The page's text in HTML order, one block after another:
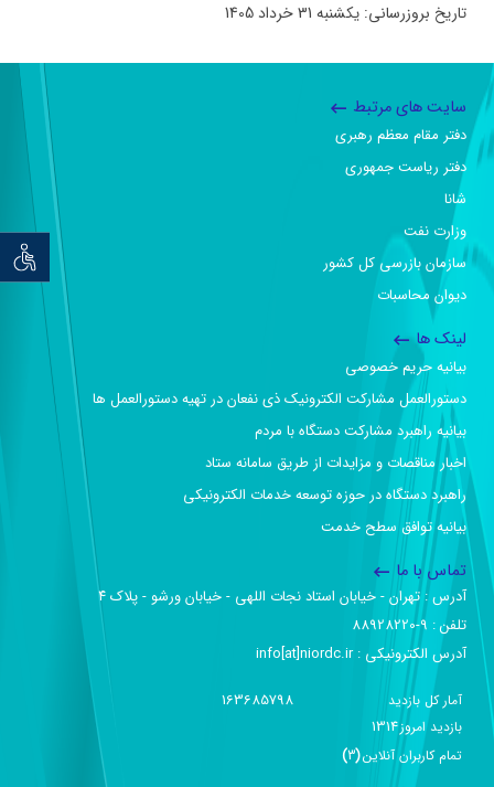
توان
تاریخ بروزرسانی: یکشنبه 31 خرداد 1405
سایت های مرتبط
دفتر مقام معظم رهبری
دفتر ریاست جمهوری
شانا
وزارت نفت
سازمان بازرسی کل کشور
دیوان محاسبات
لینک ها
بیانیه حریم خصوصی
دستورالعمل مشارکت الکترونیک ذی نفعان در تهیه دستورالعمل ها
بیانیه راهبرد مشارکت دستگاه با مردم
اخبار مناقصات و مزایدات از طریق سامانه ستاد
راهبرد دستگاه در حوزه توسعه خدمات الکترونیکی
بیانیه توافق سطح خدمت
تماس با ما
آدرس :‌ تهران - خیابان استاد نجات اللهی - خیابان ورشو - پلاک ۴
تلفن :‌ 9-88928220
آدرس الکترونیکی :‌ info[at]niordc.ir
آمار کل بازدید 163685798
بازديد امروز1314
تمام کاربران آنلاين(
3
)